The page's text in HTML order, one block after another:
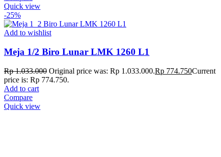
Quick view
-25%
Add to wishlist
Meja 1/2 Biro Lunar LMK 1260 L1
Rp1.033.000 Original price was: Rp 1.033.000.Rp 774.750Current
price is: Rp 774.750.
Add to cart
Compare
Quick view